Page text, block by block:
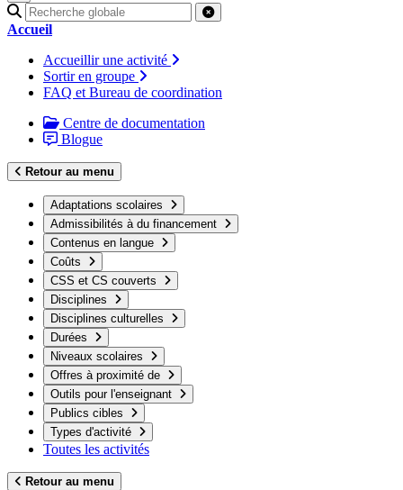
Recherche
pour
Accueil
Accueillir une activité
Sortir en groupe
FAQ et Bureau de coordination
Centre de documentation
Blogue
Retour au menu
Adaptations scolaires
Admissibilités à du financement
Contenus en langue
Coûts
CSS et CS couverts
Disciplines
Disciplines culturelles
Durées
Niveaux scolaires
Offres à proximité de
Outils pour l'enseignant
Publics cibles
Types d'activité
Toutes les activités
Retour au menu